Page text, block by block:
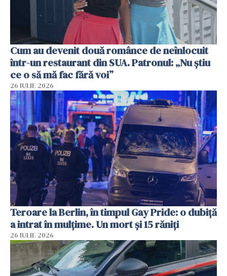
Cum au devenit două românce de neînlocuit
într-un restaurant din SUA. Patronul: „Nu știu
ce o să mă fac fără voi”
26 IULIE 2026
Teroare la Berlin, în timpul Gay Pride: o dubiță
a intrat în mulțime. Un mort și 15 răniți
26 IULIE 2026